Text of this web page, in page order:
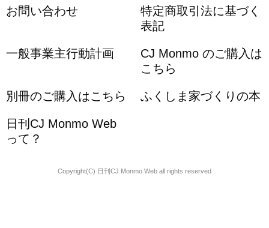
お問い合わせ
特定商取引法に基づく
表記
一般事業主行動計画
CJ Monmo のご購入は
こちら
別冊のご購入はこちら ふくしま家づくりの本
日刊CJ Monmo Web
って？
Copyright(C) 日刊CJ Monmo Web all rights reserved